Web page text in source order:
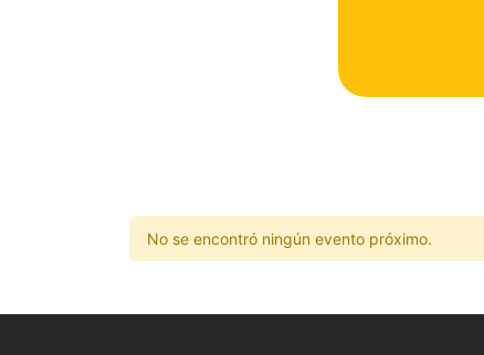
No se encontró ningún evento próximo.